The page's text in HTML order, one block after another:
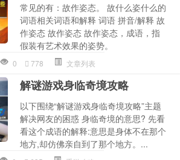
常见的有：故作姿态。 故什么姿什么的
词语相关词语和解释 词语 拼音/解释 故
作姿态 故作姿态 故作姿态，成语，指
假装有艺术效果的姿势。
0 778 文章列表
解谜游戏身临奇境攻略
以下围绕“解谜游戏身临奇境攻略”主题
解决网友的困惑 身临奇境的意思? 先看
看这个成语的解释:意思是身体不在那个
地方,却仿佛亲自到了那个地方。...